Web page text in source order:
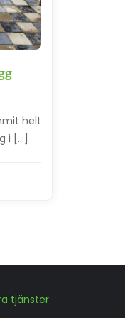
helt
i […]
tjänster